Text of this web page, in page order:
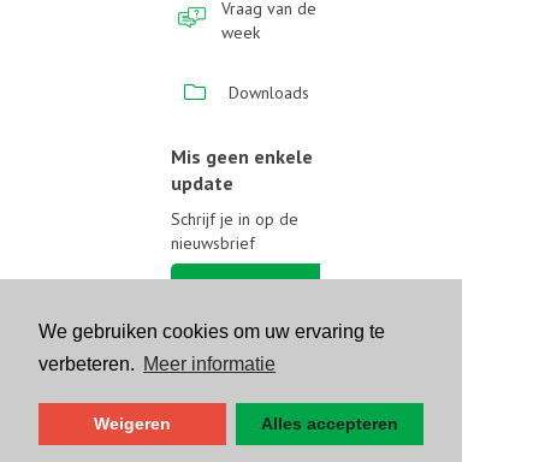
We gebruiken cookies om uw ervaring te
verbeteren. Meer informatie
Weigeren Alles accepteren
Vraag van de
week
Downloads
Mis geen enkele
update
Schrijf je in op de
nieuwsbrief
Volg ons op sociale media